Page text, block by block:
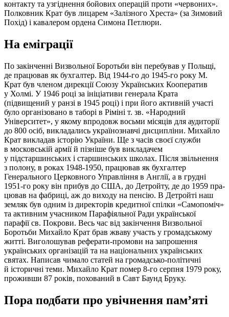
контакту та узгіднення бойових операцій проти «червоних».
Полковник Крат був лицарем «Залізного Хреста» (за Зимовий
Похід) і кавалером ордена Симона Петлюри.
На еміграції
По закінченні Визвольної Боротьби він перебував у Польщі,
де працював як бухгалтер. Від 1944-го до 1945-го року М.
Крат був членом дирекції Союзу Українських Кооператив
у Холмі. У 1946 році за ініціативи генерала Крата
(підвищений у ранзі в 1945 році) і при його активній участі
було організовано в таборі в Ріміні т. зв. «Народний
Університет», у якому впродовж восьми місяців для аудиторії
до 800 осіб, викладались українознавчі дисципліни. Михайло
Крат викладав історію України. Ще з часів своєї служби
в московській армії й пізніше був викладачем
у підстаршинських і старшинських школах. Після звільнення
з полону, в роках 1948-1950, працював як бухгалтер
Генерального Церковного Управління в Англії, а в грудні
1951-го року він прибув до США, до Детройту, де до 1959 пра­
цював на фабриці, аж до виходу на пенсію. В Детройті наш
земляк був одним із директорів кредитної спілки «Самопоміч»
та активним учасником Парафіяльної Ради української
парафії св. Покрови. Весь час від закінчення Визвольної
Боротьби Михайло Крат брав жваву участь у громадському
житті. Виголошував реферати-промови на запрошення
українських організацій та на національних українських
святах. Написав чимало статей на громадсько-політичні
й історичні теми. Михайло Крат помер 8-го серпня 1979 року,
проживши 87 років, похований в Савт Баунд Бруку.
Пора подбати про увічнення пам’яті